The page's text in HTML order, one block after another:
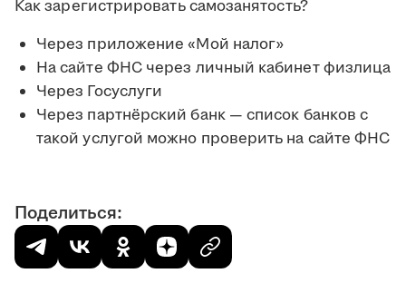
Как зарегистрировать самозанятость?
Через приложение «Мой налог»
На сайте ФНС через личный кабинет физлица
Через Госуслуги
Через партнёрский банк — список банков с
такой услугой можно проверить на сайте ФНС
Поделиться: